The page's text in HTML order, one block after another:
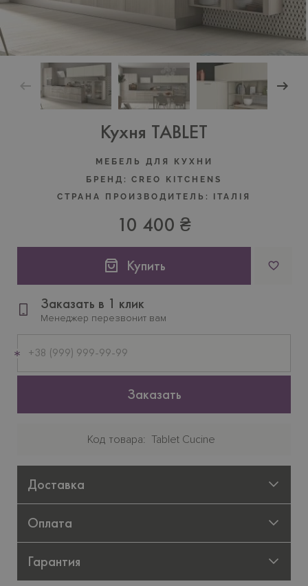
Кухня TABLET
МЕБЕЛЬ ДЛЯ КУХНИ
БРЕНД:
CREO KITCHENS
СТРАНА ПРОИЗВОДИТЕЛЬ:
ІТАЛІЯ
10 400 ₴
Купить
Заказать в 1 клик
Менеджер перезвонит вам
телефон
Заказать
Код товара Tablet Cucine
Доставка
Оплата
Гарантия